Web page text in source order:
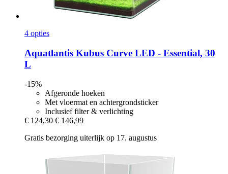
4 opties
Aquatlantis Kubus Curve LED -​ Essential, 30
L
-15%
Afgeronde hoeken
Met vloermat en achtergrondsticker
Inclusief filter & verlichting
€ 124,30 € 146,99
Gratis bezorging uiterlijk op 17. augustus